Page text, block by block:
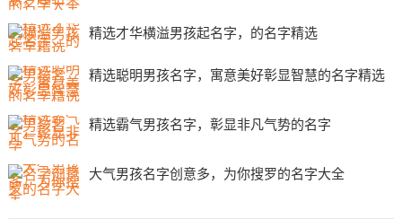
精选才华横溢男孩起名字，的名字精选
精选聪明男孩名字，寓意美好彰显智慧的名字精选
精选霸气男孩名字，彰显非凡气势的名字
大气男孩名字创意多，为你搜罗的名字大全